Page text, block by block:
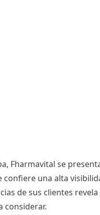
Fharmavital se
una alta
de sus clientes
considerar.